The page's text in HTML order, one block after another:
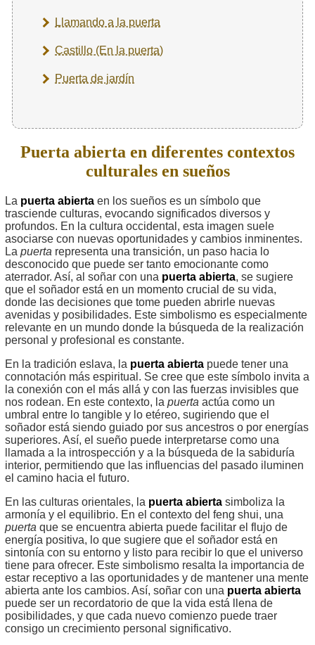
Llamando a la puerta
Castillo (En la puerta)
Puerta de jardín
Puerta abierta en diferentes contextos
culturales en sueños
La puerta abierta en los sueños es un símbolo que
trasciende culturas, evocando significados diversos y
profundos. En la cultura occidental, esta imagen suele
asociarse con nuevas oportunidades y cambios inminentes.
La puerta representa una transición, un paso hacia lo
desconocido que puede ser tanto emocionante como
aterrador. Así, al soñar con una puerta abierta, se sugiere
que el soñador está en un momento crucial de su vida,
donde las decisiones que tome pueden abrirle nuevas
avenidas y posibilidades. Este simbolismo es especialmente
relevante en un mundo donde la búsqueda de la realización
personal y profesional es constante.
En la tradición eslava, la puerta abierta puede tener una
connotación más espiritual. Se cree que este símbolo invita a
la conexión con el más allá y con las fuerzas invisibles que
nos rodean. En este contexto, la puerta actúa como un
umbral entre lo tangible y lo etéreo, sugiriendo que el
soñador está siendo guiado por sus ancestros o por energías
superiores. Así, el sueño puede interpretarse como una
llamada a la introspección y a la búsqueda de la sabiduría
interior, permitiendo que las influencias del pasado iluminen
el camino hacia el futuro.
En las culturas orientales, la puerta abierta simboliza la
armonía y el equilibrio. En el contexto del feng shui, una
puerta que se encuentra abierta puede facilitar el flujo de
energía positiva, lo que sugiere que el soñador está en
sintonía con su entorno y listo para recibir lo que el universo
tiene para ofrecer. Este simbolismo resalta la importancia de
estar receptivo a las oportunidades y de mantener una mente
abierta ante los cambios. Así, soñar con una puerta abierta
puede ser un recordatorio de que la vida está llena de
posibilidades, y que cada nuevo comienzo puede traer
consigo un crecimiento personal significativo.